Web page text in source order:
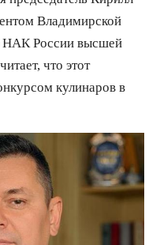
Владимирской
НАК России высшей
что этот
кулинаров в